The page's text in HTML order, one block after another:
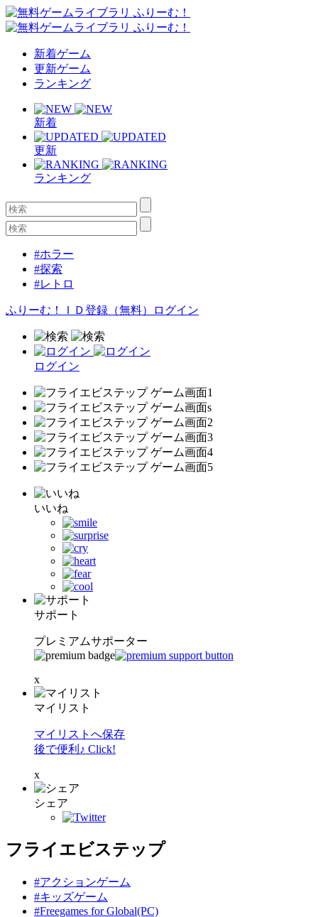
新着ゲーム
更新ゲーム
ランキング
新着
更新
ランキング
#ホラー
#探索
#レトロ
ふりーむ！ＩＤ登録（無料） ログイン
ログイン
いいね
サポート
プレミアムサポーター
x
マイリスト
マイリストへ保存
後で便利♪ Click!
x
シェア
フライエビステップ
#アクションゲーム
#キッズゲーム
#Freegames for Global(PC)